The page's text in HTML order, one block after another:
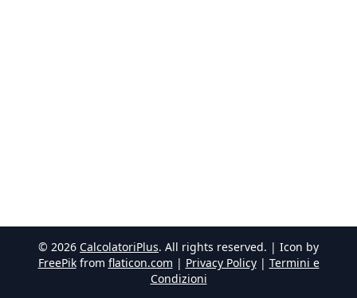
© 2026 CalcolatoriPlus. All rights reserved. | Icon by
FreePik from flaticon.com | Privacy Policy| Termini e
Condizioni